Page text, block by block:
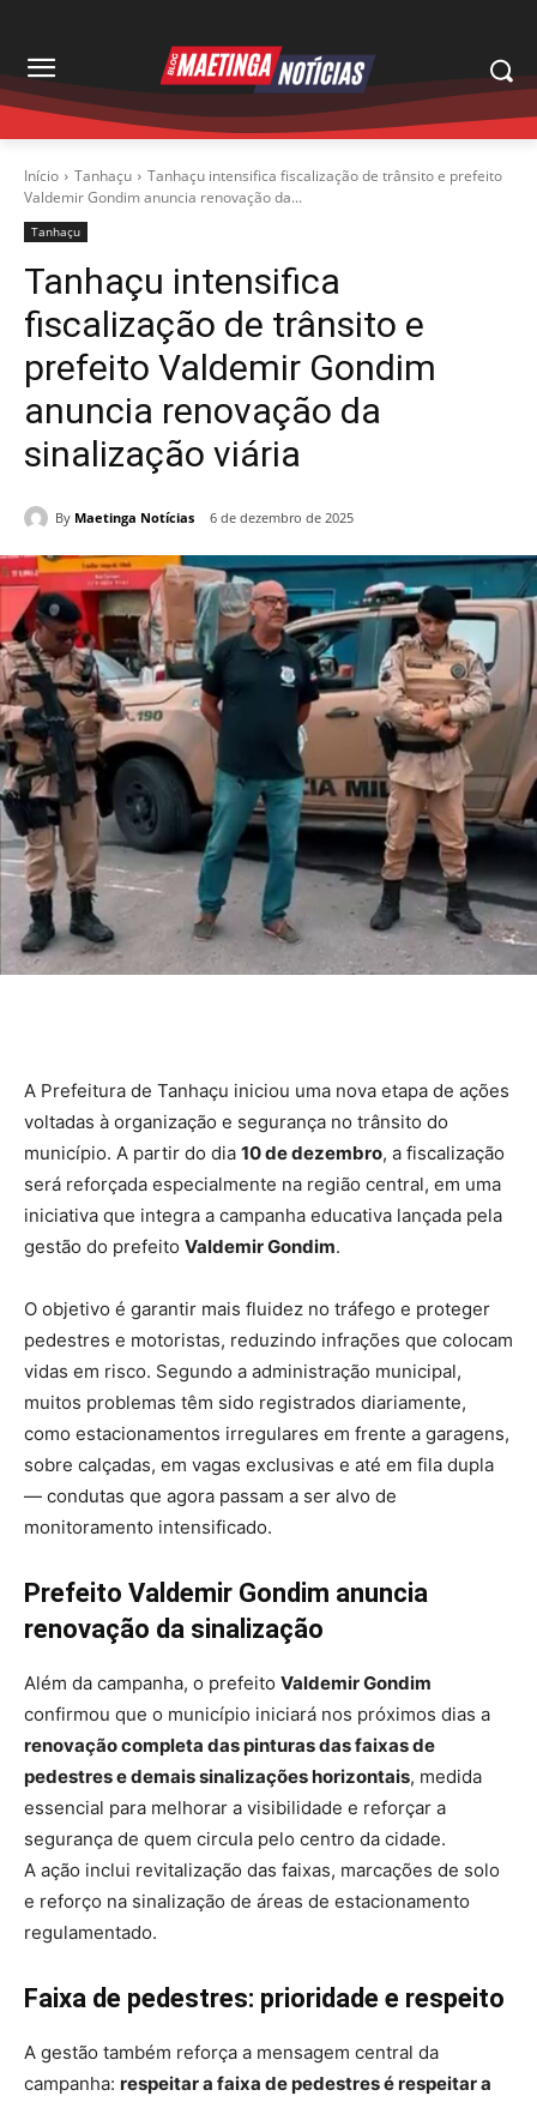
Início Tanhaçu
Tanhaçu intensifica fiscalização de trânsito e prefeito
Valdemir Gondim anuncia renovação da...
Tanhaçu
Tanhaçu intensifica
fiscalização de trânsito e
prefeito Valdemir Gondim
anuncia renovação da
sinalização viária
By Maetinga Notícias 6 de dezembro de 2025
A Prefeitura de Tanhaçu iniciou uma nova etapa de ações
voltadas à organização e segurança no trânsito do
município. A partir do dia 10 de dezembro, a fiscalização
será reforçada especialmente na região central, em uma
iniciativa que integra a campanha educativa lançada pela
gestão do prefeito Valdemir Gondim.
O objetivo é garantir mais fluidez no tráfego e proteger
pedestres e motoristas, reduzindo infrações que colocam
vidas em risco. Segundo a administração municipal,
muitos problemas têm sido registrados diariamente,
como estacionamentos irregulares em frente a garagens,
sobre calçadas, em vagas exclusivas e até em fila dupla
— condutas que agora passam a ser alvo de
monitoramento intensificado.
Prefeito Valdemir Gondim anuncia
renovação da sinalização
Além da campanha, o prefeito Valdemir Gondim
confirmou que o município iniciará nos próximos dias a
renovação completa das pinturas das faixas de
pedestres e demais sinalizações horizontais, medida
essencial para melhorar a visibilidade e reforçar a
segurança de quem circula pelo centro da cidade.
A ação inclui revitalização das faixas, marcações de solo
e reforço na sinalização de áreas de estacionamento
regulamentado.
Faixa de pedestres: prioridade e respeito
A gestão também reforça a mensagem central da
campanha: respeitar a faixa de pedestres é respeitar a